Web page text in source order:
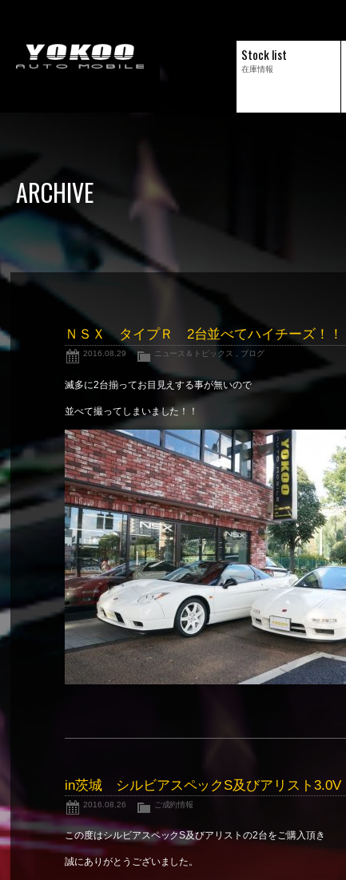
Stock list
在庫情報
ARCHIVE
ＮＳＸ タイプＲ 2台並べてハイチーズ！！
2016.08.29 ニュース＆トピックス ブログ
滅多に2台揃ってお目見えする事が無いので
並べて撮ってしまいました！！
in茨城 シルビアスペックS及びアリスト3.0V
2016.08.26 ご成約情報
この度はシルビアスペックS及びアリストの2台をご購入頂き
誠にありがとうございました。